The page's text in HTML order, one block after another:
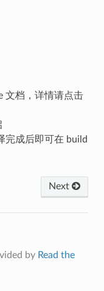
文档，详情请点击
完成后即可在 build
Next
by Read the